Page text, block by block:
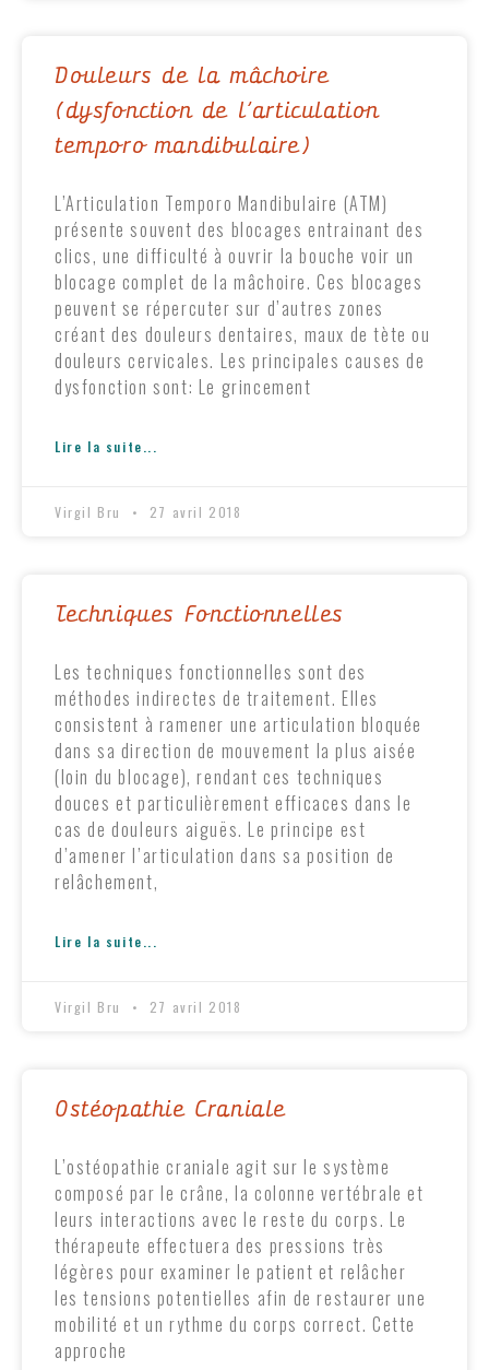
Douleurs de la mâchoire
(dysfonction de l’articulation
temporo mandibulaire)
L’Articulation Temporo Mandibulaire (ATM)
présente souvent des blocages entrainant des
clics, une difficulté à ouvrir la bouche voir un
blocage complet de la mâchoire. Ces blocages
peuvent se répercuter sur d’autres zones
créant des douleurs dentaires, maux de tète ou
douleurs cervicales. Les principales causes de
dysfonction sont: Le grincement
Lire la suite...
Virgil Bru 27 avril 2018
Techniques Fonctionnelles
Les techniques fonctionnelles sont des
méthodes indirectes de traitement. Elles
consistent à ramener une articulation bloquée
dans sa direction de mouvement la plus aisée
(loin du blocage), rendant ces techniques
douces et particulièrement efficaces dans le
cas de douleurs aiguës. Le principe est
d’amener l’articulation dans sa position de
relâchement,
Lire la suite...
Virgil Bru 27 avril 2018
Ostéopathie Craniale
L’ostéopathie craniale agit sur le système
composé par le crâne, la colonne vertébrale et
leurs interactions avec le reste du corps. Le
thérapeute effectuera des pressions très
légères pour examiner le patient et relâcher
les tensions potentielles afin de restaurer une
mobilité et un rythme du corps correct. Cette
approche